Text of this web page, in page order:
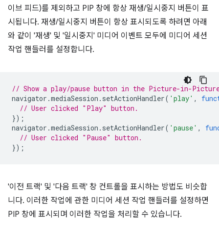
이브 피드)를 제외하고 PIP 창에 항상 재생/일시중지 버튼이 표
시됩니다. 재생/일시중지 버튼이 항상 표시되도록 하려면 아래
와 같이 '재생' 및 '일시중지' 미디어 이벤트 모두에 미디어 세션
작업 핸들러를 설정합니다.
// Show a play/pause button in the Picture-in-Picture
navigator .mediaSession . setActionHandler( 'play' ,
// User clicked "Play" button.
});
navigator .mediaSession . setActionHandler( 'pause' ,
// User clicked "Pause" button.
});
'이전 트랙' 및 '다음 트랙' 창 컨트롤을 표시하는 방법도 비슷합
니다. 이러한 작업에 관한 미디어 세션 작업 핸들러를 설정하면
PIP 창에 표시되며 이러한 작업을 처리할 수 있습니다.